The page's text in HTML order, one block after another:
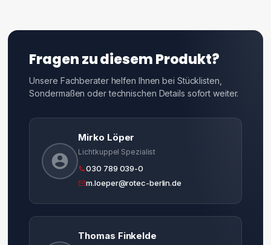
Fragen zu diesem Produkt?
Unsere Fachberater helfen Ihnen bei Stücklisten,
Sondermaßen oder technischen Details sofort weiter.
Mirko Löper
Lichtkuppel Spezialist
030 789 039-0
m.loeper@rotec-berlin.de
Thomas Finkelde